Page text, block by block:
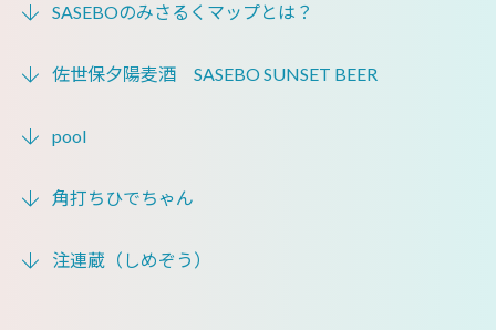
SASEBOのみさるくマップとは？
佐世保夕陽麦酒 SASEBO SUNSET BEER
pool
角打ちひでちゃん
注連蔵（しめぞう）